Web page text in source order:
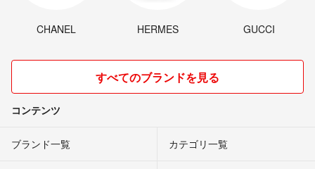
CHANEL HERMES GUCCI
すべてのブランドを見る
コンテンツ
ブランド一覧 カテゴリ一覧